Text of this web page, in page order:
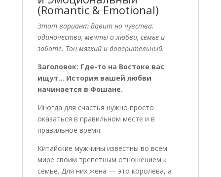
(Romantic & Emotional)
Этот вариант давит на чувства:
одиночество, мечты о любви, семье и
заботе. Тон мягкий и доверительный.
Заголовок: Где-то на Востоке вас
ищут… История вашей любви
начинается в Фошане.
Иногда для счастья нужно просто
оказаться в правильном месте и в
правильное время.
Китайские мужчины известны во всем
мире своим трепетным отношением к
семье. Для них жена — это королева, а